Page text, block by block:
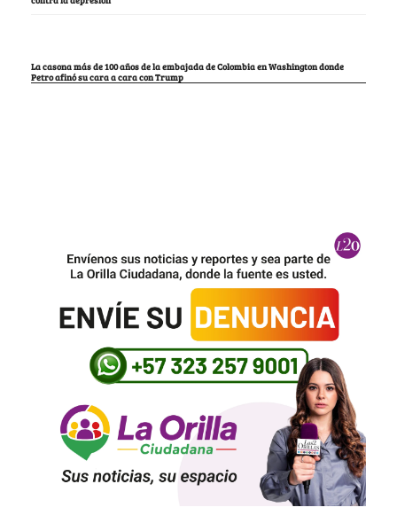
La casona más de 100 años de la embajada de Colombia en Washington donde
Petro afinó su cara a cara con Trump